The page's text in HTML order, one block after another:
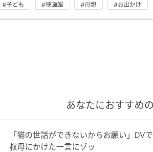
#子ども #映画館 #母親 #お出かけ
あなたにおすすめ
「猫の世話ができないからお願い」
叔母にかけた一言にゾッ